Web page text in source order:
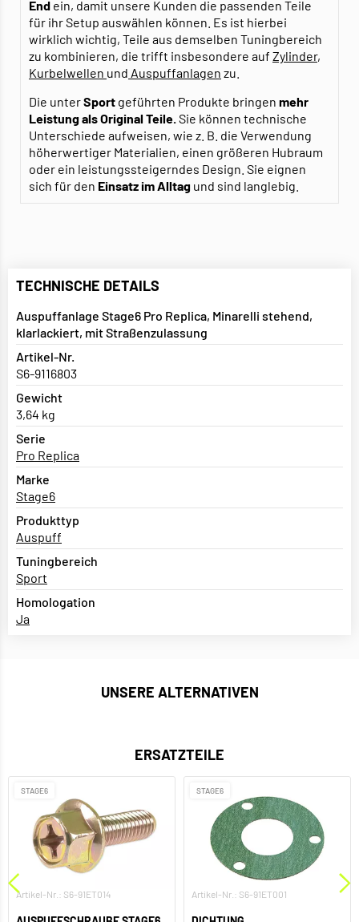
End ein, damit unsere Kunden die passenden Teile
für ihr Setup auswählen können. Es ist hierbei
wirklich wichtig, Teile aus demselben Tuningbereich
zu kombinieren, die trifft insbesondere auf Zylinder,
Kurbelwellen und Auspuffanlagen zu.
Die unterSport geführten Produkte bringen mehr
Leistung als Original Teile. Sie können technische
Unterschiede aufweisen, wie z. B. die Verwendung
höherwertiger Materialien, einen größeren Hubraum
oder ein leistungssteigerndes Design. Sie eignen
sich für den Einsatz im Alltag und sind langlebig.
TECHNISCHE DETAILS
Auspuffanlage Stage6 Pro Replica, Minarelli stehend,
klarlackiert, mit Straßenzulassung
Artikel-Nr.
S6-9116803
Gewicht
3,64 kg
Serie
Pro Replica
Marke
Stage6
Produkttyp
Auspuff
Tuningbereich
Sport
Homologation
Ja
UNSERE ALTERNATIVEN
ERSATZTEILE
STAGE6
Artikel-Nr.: S6-91ET014
STAGE6
Artikel-Nr.: S6-91ET001